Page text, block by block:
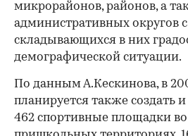
микрорайонов, районов, а
административных округов
складывающихся в них
демографической ситуации.
По данным А.Кескинова, в
планируется также создать
462 спортивные площадки